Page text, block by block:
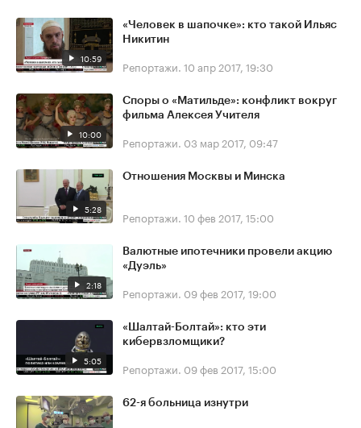
10:59
«Человек в шапочке»: кто такой Ильяс
Никитин
Репортажи. 10 апр 2017, 19:30
10:00
Споры о «Матильде»: конфликт вокруг
фильма Алексея Учителя
Репортажи. 03 мар 2017, 09:47
5:28
Отношения Москвы и Минска
Репортажи. 10 фев 2017, 15:00
2:18
Валютные ипотечники провели акцию
«Дуэль»
Репортажи. 09 фев 2017, 19:00
5:05
«Шалтай-Болтай»: кто эти
кибервзломщики?
Репортажи. 09 фев 2017, 15:00
62-я больница изнутри